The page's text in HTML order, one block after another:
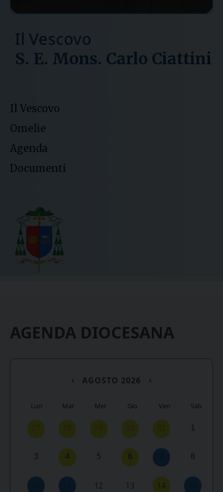
Il Vescovo
S. E. Mons. Carlo Ciattini
Il Vescovo
Omelie
Agenda
Documenti
AGENDA DIOCESANA
‹ AGOSTO 2026 ›
Lun Mar Mer Gio Ven Sab
1
3 4 5 6 8
12 13 14